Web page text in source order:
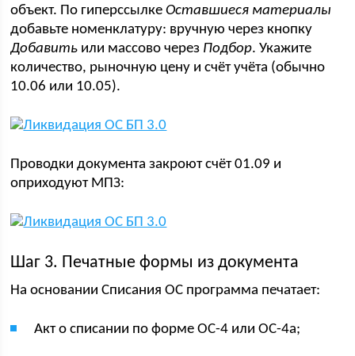
объект. По гиперссылкеОставшиеся материалы
добавьте номенклатуру: вручную через кнопку
Добавить или массово через Подбор. Укажите
количество, рыночную цену и счёт учёта (обычно
10.06 или 10.05).
Проводки документа закроют счёт 01.09 и
оприходуют МПЗ:
Шаг 3. Печатные формы из документа
На основании Списания ОС программа печатает:
Акт о списании по форме ОС-4 или ОС-4а;